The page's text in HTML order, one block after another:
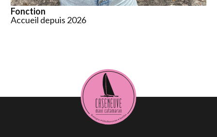
Fonction
Accueil depuis 2026